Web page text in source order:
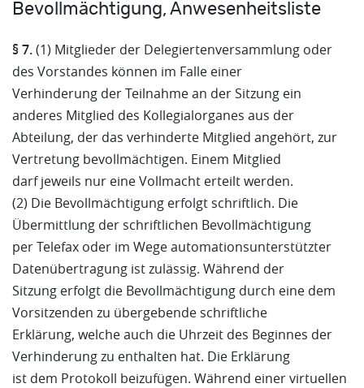
Bevollmächtigung, Anwesenheitsliste
§ 7.(1) Mitglieder der Delegiertenversammlung oder
des Vorstandes können im Falle einer
Verhinderung der Teilnahme an der Sitzung ein
anderes Mitglied des Kollegialorganes aus der
Abteilung, der das verhinderte Mitglied angehört, zur
Vertretung bevollmächtigen. Einem Mitglied
darf jeweils nur eine Vollmacht erteilt werden.
(2) Die Bevollmächtigung erfolgt schriftlich. Die
Übermittlung der schriftlichen Bevollmächtigung
per Telefax oder im Wege automationsunterstützter
Datenübertragung ist zulässig. Während der
Sitzung erfolgt die Bevollmächtigung durch eine dem
Vorsitzenden zu übergebende schriftliche
Erklärung, welche auch die Uhrzeit des Beginnes der
Verhinderung zu enthalten hat. Die Erklärung
ist dem Protokoll beizufügen. Während einer virtuellen